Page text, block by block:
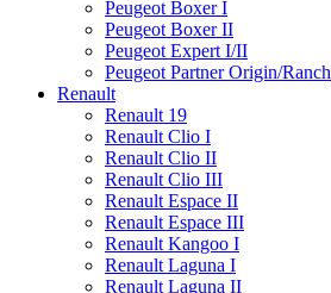
Peugeot Boxer I
Peugeot Boxer II
Peugeot Expert I/II
Peugeot Partner Origin/Ranch
Renault
Renault 19
Renault Clio I
Renault Clio II
Renault Clio III
Renault Espace II
Renault Espace III
Renault Kangoo I
Renault Laguna I
Renault Laguna II